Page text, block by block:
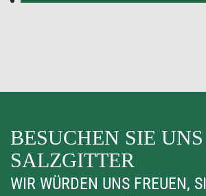
BESUCHEN SIE
SALZGITTER
WIR WÜRDEN UNS FREUEN,